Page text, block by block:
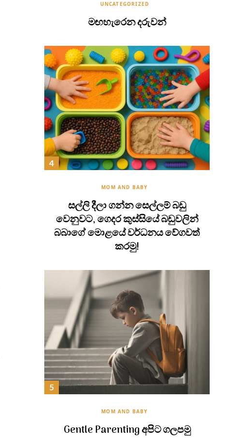
UNCATEGORIZED
මඟහැරෙන දරුවන්
MOM AND BABY
සල්ලි දීලා ගන්න සෙල්ලම් බඩු
වෙනුවට, ගෙදර කුස්සියේ බඩුවලින්
බබාගේ මොළයේ වර්ධනය වේගවත්
කරමු!
MOM AND BABY
Gentle Parenting අපිට ගලපමු